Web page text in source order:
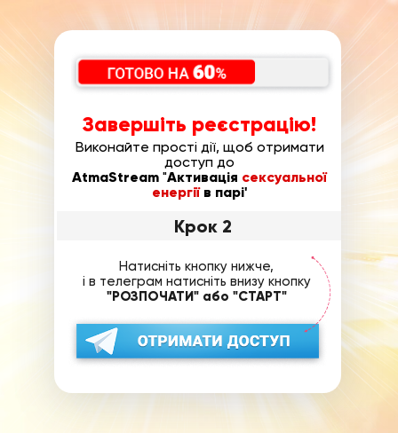
Завершіть реєстрацію!
Крок 2
Виконайте прості дії, щоб отримати
доступ до
AtmaStream "Активація сексуальної
енергіїв парі'
Натисніть кнопку нижче,
і в телеграм натисніть внизу кнопку
"РОЗПОЧАТИ" або "СТАРТ"